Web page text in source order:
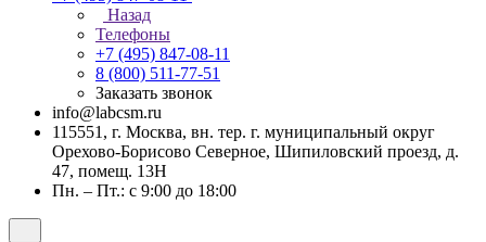
Назад
Телефоны
+7 (495) 847-08-11
8 (800) 511-77-51
Заказать звонок
info@labcsm.ru
115551, г. Москва, вн. тер. г. муниципальный округ
Орехово-Борисово Северное, Шипиловский проезд, д.
47, помещ. 13Н
Пн. – Пт.: с 9:00 до 18:00